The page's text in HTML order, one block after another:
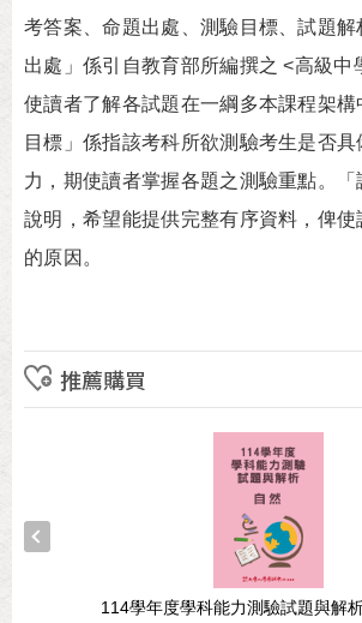
考答案、命題出處、測驗目標、試題解
出處」係引自教育部所編撰之 <高級中
使讀者了解各試題在一綱多本課程架
目標」係指該考科所欲測驗考生是否
力，期使讀者掌握各題之測驗重點。
說明，希望能提供完整有序資料，俾
的原因。
推薦購買
114學年度學科能力測驗試題與解